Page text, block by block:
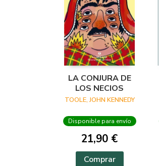
LA CONJURA DE
LOS NECIOS
TOOLE, JOHN KENNEDY
Disponible para envío
21,90 €
Comprar